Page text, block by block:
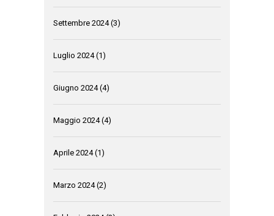
Settembre 2024(3)
Luglio 2024(1)
Giugno 2024(4)
Maggio 2024(4)
Aprile 2024(1)
Marzo 2024(2)